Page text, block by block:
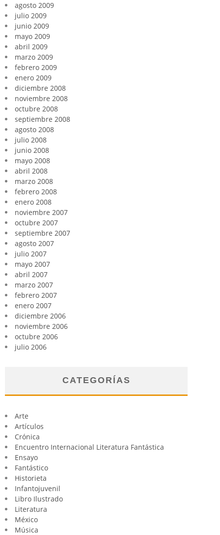
agosto 2009
julio 2009
junio 2009
mayo 2009
abril 2009
marzo 2009
febrero 2009
enero 2009
diciembre 2008
noviembre 2008
octubre 2008
septiembre 2008
agosto 2008
julio 2008
junio 2008
mayo 2008
abril 2008
marzo 2008
febrero 2008
enero 2008
noviembre 2007
octubre 2007
septiembre 2007
agosto 2007
julio 2007
mayo 2007
abril 2007
marzo 2007
febrero 2007
enero 2007
diciembre 2006
noviembre 2006
octubre 2006
julio 2006
CATEGORÍAS
Arte
Artículos
Crónica
Encuentro Internacional Literatura Fantástica
Ensayo
Fantástico
Historieta
Infantojuvenil
Libro Ilustrado
Literatura
México
Música